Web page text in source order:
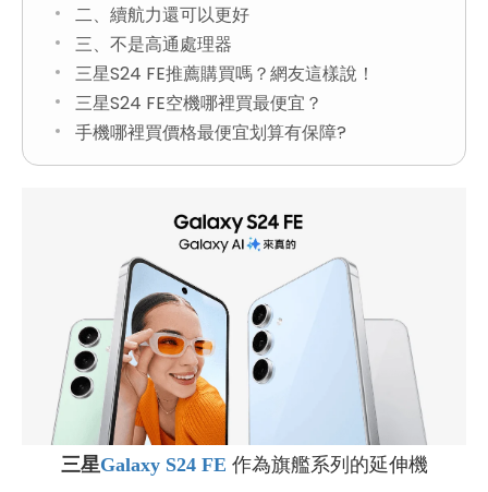
二、續航力還可以更好
三、不是高通處理器
三星S24 FE推薦購買嗎？網友這樣說！
三星S24 FE空機哪裡買最便宜？
手機哪裡買價格最便宜划算有保障?
三星Galaxy S24 FE 作為旗艦系列的延伸機